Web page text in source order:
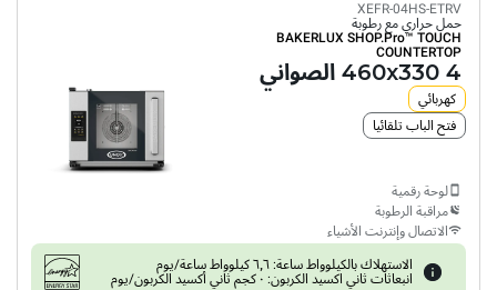
XEFR-04HS-ETRV
حمل حراري مع رطوبة
BAKERLUX SHOP.Pro™ TOUCH
COUNTERTOP
4 460x330 الصواني
كهربائي
فتح الباب تلقائيا
لوحة رقمية
مراقبة الرطوبة
الاتصال وإنترنت الأشياء
الاستهلاك بالكيلوواط ساعة: ٦٫٦ كيلوواط ساعة/يوم
انبعاثات ثاني اكسيد الكربون: ٠ كجم ثاني أكسيد الكربون/يوم